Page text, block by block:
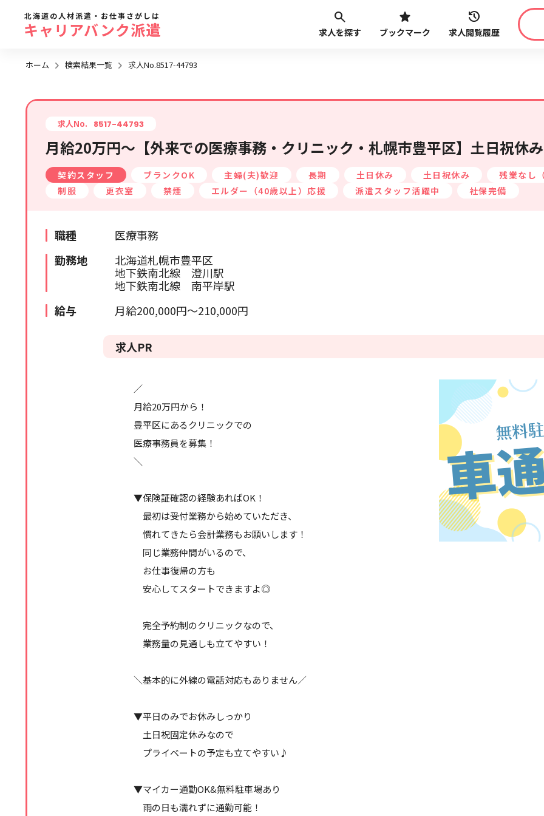
勤務地
札幌市全域
札幌市近郊エリア
北見・網走エリア
苫小牧・室蘭エリア
北海道全域
道外
最近見た求人
求人履歴はありません。
検索履歴はありません。
北海道の人材派遣・お仕事さがしは
キャリアバンク派遣 求人を探す ブックマーク 求人閲覧履歴
ホーム 検索結果一覧 求人No.8517-44793
求人No. 8517-44793
月給20万円～【外来での医療事務・クリニック・札幌市豊平区】土日祝休
契約スタッフ ブランクOK 主婦(夫)歓迎 長期 土日休み 土日祝休み
残業なし
制服
更衣室 禁煙 エルダー（40歳以上）応援 派遣スタッフ活躍中 社保完備
職種
医療事務
勤務地
北海道札幌市豊平区
地下鉄南北線 澄川駅
地下鉄南北線 南平岸駅
給与
月給200,000円～210,000円
求人PR
／
月給20万円から！
豊平区にあるクリニックでの
医療事務員を募集！
＼
▼保険証確認の経験あればOK！
最初は受付業務から始めていただき、
慣れてきたら会計業務もお願いします！
同じ業務仲間がいるので、
お仕事復帰の方も
安心してスタートできますよ◎
完全予約制のクリニックなので、
業務量の見通しも立てやすい！
＼基本的に外線の電話対応もありません／
▼平日のみでお休みしっかり
土日祝固定休みなので
プライベートの予定も立てやすい♪
▼マイカー通勤OK&無料駐車場あり
雨の日も濡れずに通勤可能！